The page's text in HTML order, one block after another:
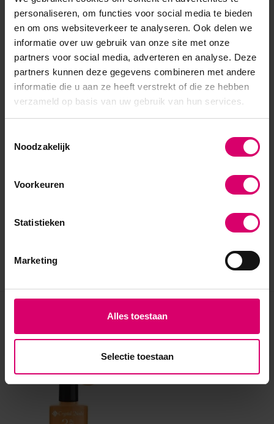
personaliseren, om functies voor social media te bieden
en om ons websiteverkeer te analyseren. Ook delen we
informatie over uw gebruik van onze site met onze
partners voor social media, adverteren en analyse. Deze
partners kunnen deze gegevens combineren met andere
informatie die u aan ze heeft verstrekt of die ze hebben
verzameld op basis van uw gebruik van hun services.
Noodzakelijk
Voorkeuren
Statistieken
Marketing
Alles toestaan
Selectie toestaan
Artikelnummer 41014
SKU 569992